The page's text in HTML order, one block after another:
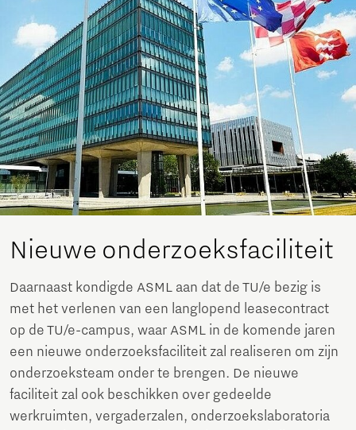
Nieuwe onderzoeksfaciliteit
Daarnaast kondigde ASML aan dat de TU/e bezig is
met het verlenen van een langlopend leasecontract
op de TU/e-campus, waar ASML in de komende jaren
een nieuwe onderzoeksfaciliteit zal realiseren om zijn
onderzoeksteam onder te brengen. De nieuwe
faciliteit zal ook beschikken over gedeelde
werkruimten, vergaderzalen, onderzoekslaboratoria